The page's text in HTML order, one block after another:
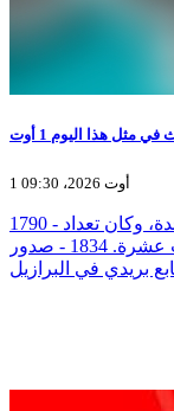
1 أوت 2026، 09:30
1790 - إجراء أول تعداد للسكان في الولايات المتحدة، وكان تعداد
السكان آنذاك 4 ملايين مواطن للولايات الثلاث عشرة. 1834 - صدور